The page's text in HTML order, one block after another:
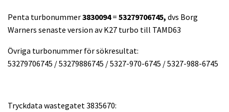
Penta turbonummer3830094= 53279706745, dvs Borg
Warners senaste version av K27 turbo till TAMD63
Övriga turbonummer för sökresultat:
53279706745 / 53279886745 / 5327-970-6745 / 5327-988-6745
Tryckdata wastegatet 3835670: